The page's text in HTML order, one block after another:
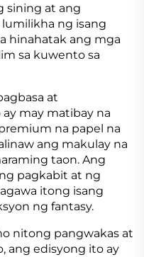
sining at ang
ng isang
hinahatak ang mga
sa kuwento sa
at
may matibay na
na papel na
ang makulay na
taon. Ang
pagkabit at ng
itong isang
ng fantasy.
nitong pangwakas at
ang edisyong ito ay